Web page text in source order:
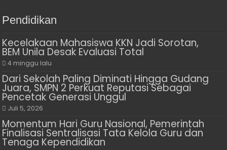
Pendidikan
Kecelakaan Mahasiswa KKN Jadi Sorotan,
BEM Unila Desak Evaluasi Total
4 minggu lalu
Dari Sekolah Paling Diminati Hingga Gudang
Juara, SMPN 2 Perkuat Reputasi Sebagai
Pencetak Generasi Unggul
Juli 5, 2026
Momentum Hari Guru Nasional, Pemerintah
Finalisasi Sentralisasi Tata Kelola Guru dan
Tenaga Kependidikan